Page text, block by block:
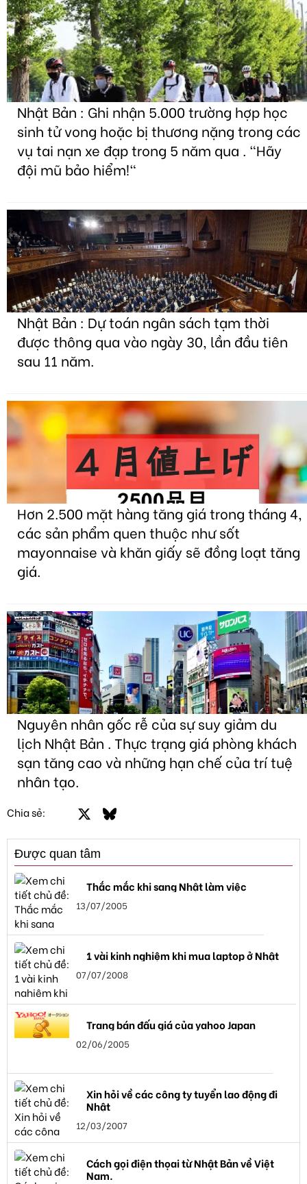
Nhật Bản : Ghi nhận 5.000 trường hợp học
sinh tử vong hoặc bị thương nặng trong các
vụ tai nạn xe đạp trong 5 năm qua . "Hãy
đội mũ bảo hiểm!"
Nhật Bản : Dự toán ngân sách tạm thời
được thông qua vào ngày 30, lần đầu tiên
sau 11 năm.
Hơn 2.500 mặt hàng tăng giá trong tháng 4,
các sản phẩm quen thuộc như sốt
mayonnaise và khăn giấy sẽ đồng loạt tăng
giá.
Nguyên nhân gốc rễ của sự suy giảm du
lịch Nhật Bản . Thực trạng giá phòng khách
sạn tăng cao và những hạn chế của trí tuệ
nhân tạo.
Chia sẻ: FacebookBluesky
Được quan tâm
Thắc mắc khi sang Nhật làm việc
13/07/2005
1 vài kinh nghiệm khi mua laptop ở Nhật
07/07/2008
Trang bán đấu giá của yahoo Japan
02/06/2005
Xin hỏi về các công ty tuyển lao động đi
Nhật
12/03/2007
Cách gọi điện thọai từ Nhật Bản về Việt
Nam.